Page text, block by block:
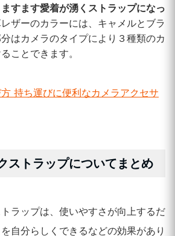
すます愛着が湧くストラップになっ
ザーのカラーには、キャメルとブラ
はカメラのタイプにより３種類のカ
ことできます。
持ち運びに便利なカメラアクセサ
ストラップについてまとめ
ラップは、使いやすさが向上するだ
自分らしくできるなどの効果があり